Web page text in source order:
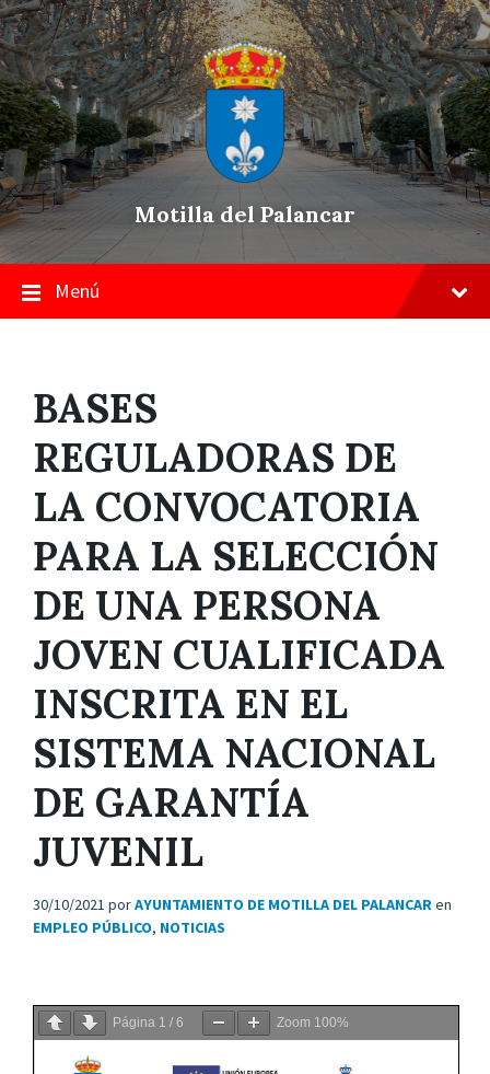
Skip
to
content
Saltar
a
la
navegación
principal
Saltar
a
pie
de
página
Motilla del Palancar
Menú
BASES
REGULADORAS DE
LA CONVOCATORIA
PARA LA SELECCIÓN
DE UNA PERSONA
JOVEN CUALIFICADA
INSCRITA EN EL
SISTEMA NACIONAL
DE GARANTÍA
JUVENIL
30/10/2021 porAYUNTAMIENTO DE MOTILLA DEL PALANCARen
EMPLEO PÚBLICO, NOTICIAS
Página 1 / 6 Zoom 100%